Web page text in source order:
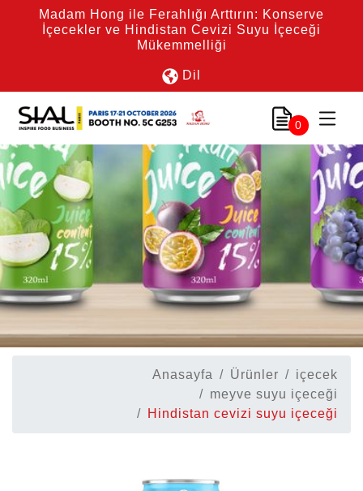
Madam Hong ile Ferahlığı Arttırın: Konserve
İçecekler ve Hindistan Cevizi Suyu İçeceği
Mükemmelliği
Dil
0
Anasayfa Ürünler
içecek
meyve suyu içeceği
Hindistan cevizi suyu içeceği